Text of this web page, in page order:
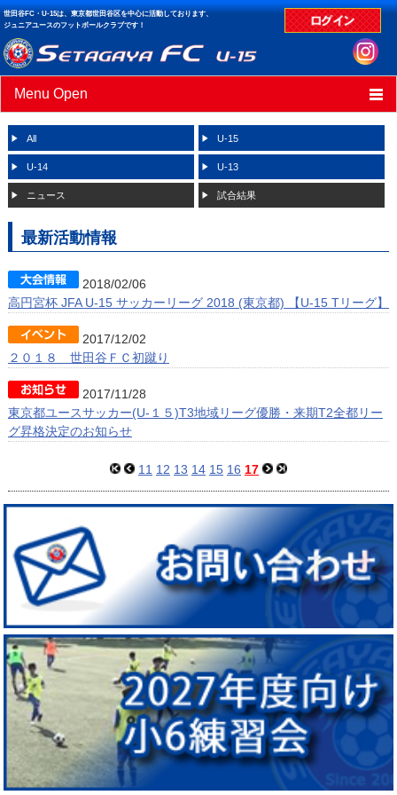
世田谷FC・U-15は、東京都世田谷区を中心に活動しております、
ジュニアユースのフットボールクラブです！
Menu Open
スケジュール
クラブデータ
試合結果
All U-15
U-14 U-13
ニュース 試合結果
最新活動情報
2018/02/06
高円宮杯 JFA U-15 サッカーリーグ 2018 (東京都) 【U-15 Tリーグ】
2017/12/02
２０１８ 世田谷ＦＣ初蹴り
2017/11/28
東京都ユースサッカー(U-１５)T3地域リーグ優勝・来期T2全都リー
グ昇格決定のお知らせ
11 12 13 14 15 16 17